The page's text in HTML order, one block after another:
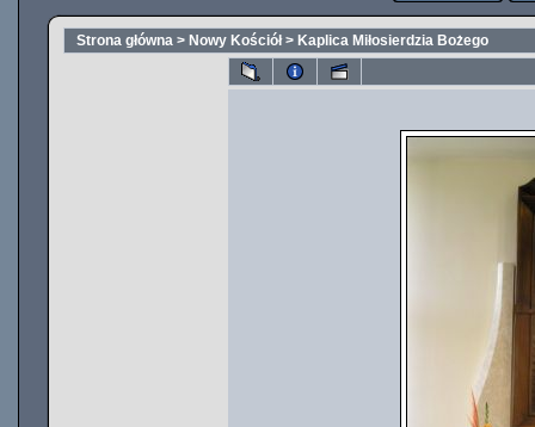
Strona główna > Nowy Kościół> Kaplica Miłosierdzia Bożego